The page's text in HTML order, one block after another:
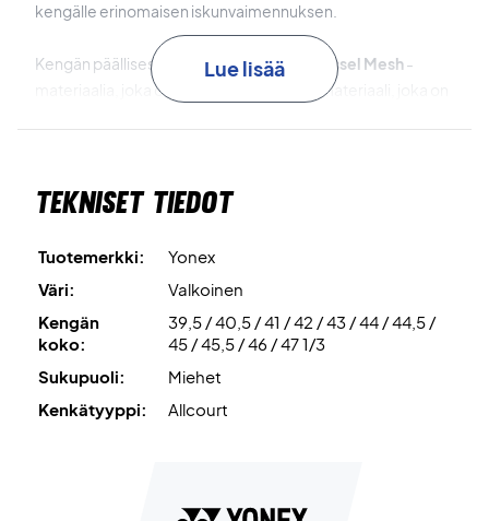
kengälle erinomaisen iskunvaimennuksen.
Kengän päällisessä on käytettyDouble Russel Mesh-
materiaalia, joka on erittäin hieno verkkomateriaali, joka on
Toe Assist Shapeon teknologia, joka antaa kengälle
keskelle on sijoitettu grafiittilevy, joka antaa erinomaisen
vakauden jalkaterän kaarelle.
One Piece Outsoleon teknologia, jossa kengän ulkopohja
on tehty yhdestä osasta, mikä antaa kengälle erinomaisen
Lue lisää
Tekniset tiedot
Tuotemerkki:
Yonex
Väri:
Valkoinen
Kengän
koko:
39,5 / 40,5 / 41 / 42 / 43 / 44 / 44,5 /
45 / 45,5 / 46 / 47 1/3
Sukupuoli:
Miehet
Kenkätyyppi:
Allcourt